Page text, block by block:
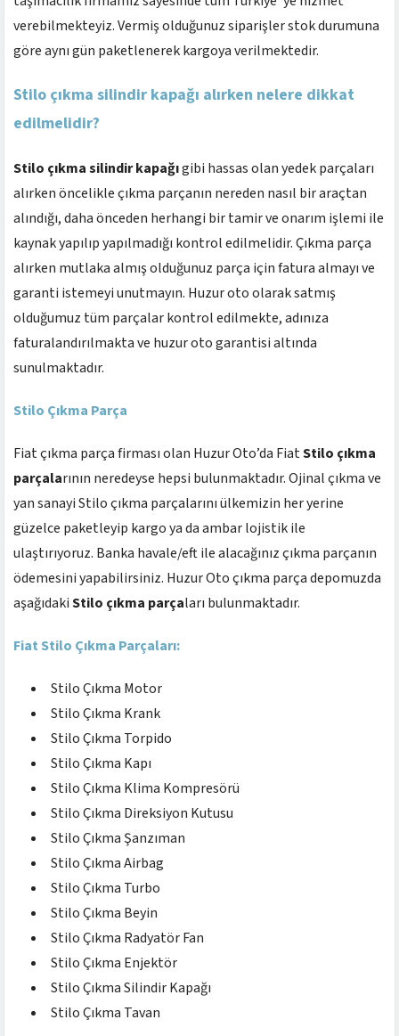
verebilmekteyiz. Vermiş olduğunuz siparişler stok durumuna
göre aynı gün paketlenerek kargoya verilmektedir.
Stilo çıkma silindir kapağı alırken nelere dikkat
edilmelidir?
Stilo çıkma silindir kapağıgibi hassas olan yedek parçaları
alırken öncelikle çıkma parçanın nereden nasıl bir araçtan
alındığı, daha önceden herhangi bir tamir ve onarım işlemi ile
kaynak yapılıp yapılmadığı kontrol edilmelidir. Çıkma parça
alırken mutlaka almış olduğunuz parça için fatura almayı ve
garanti istemeyi unutmayın. Huzur oto olarak satmış
olduğumuz tüm parçalar kontrol edilmekte, adınıza
faturalandırılmakta ve huzur oto garantisi altında
sunulmaktadır.
Stilo Çıkma Parça
Fiat çıkma parça firması olan Huzur Oto’da FiatStilo çıkma
parçalarının neredeyse hepsi bulunmaktadır. Ojinal çıkma ve
yan sanayi Stilo çıkma parçalarını ülkemizin her yerine
güzelce paketleyip kargo ya da ambar lojistik ile
ulaştırıyoruz. Banka havale/eft ile alacağınız çıkma parçanın
ödemesini yapabilirsiniz. Huzur Oto çıkma parça depomuzda
aşağıdakiStilo çıkma parçaları bulunmaktadır.
Fiat Stilo Çıkma Parçaları:
Stilo Çıkma Motor
Stilo Çıkma Krank
Stilo Çıkma Torpido
Stilo Çıkma Kapı
Stilo Çıkma Klima Kompresörü
Stilo Çıkma Direksiyon Kutusu
Stilo Çıkma Şanzıman
Stilo Çıkma Airbag
Stilo Çıkma Turbo
Stilo Çıkma Beyin
Stilo Çıkma Radyatör Fan
Stilo Çıkma Enjektör
Stilo Çıkma Silindir Kapağı
Stilo Çıkma Tavan